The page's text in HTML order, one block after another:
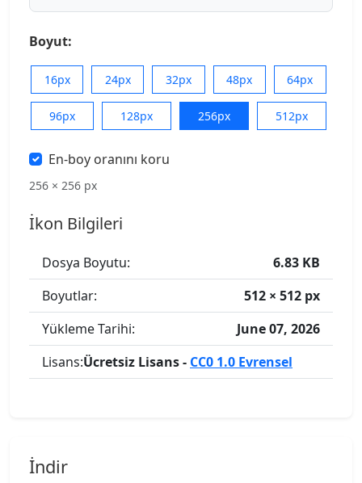
Boyut:
16px 24px 32px 48px 64px
96px 128px 256px 512px
En-boy oranını koru
256 × 256 px
İkon Bilgileri
Dosya Boyutu:
6.83 KB
Boyutlar:
512 × 512 px
Yükleme Tarihi:
June 07, 2026
Lisans:Ücretsiz Lisans - CC0 1.0 Evrensel
İndir